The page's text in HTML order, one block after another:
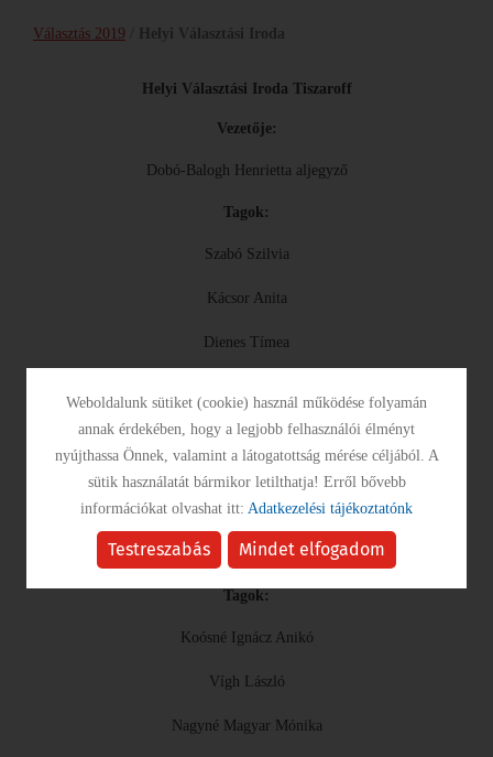
Választás 2019 Helyi Választási Iroda
Helyi Választási Iroda Tiszaroff
Vezetője:
Dobó-Balogh Henrietta aljegyző
Tagok:
Szabó Szilvia
Kácsor Anita
Dienes Tímea
Vámos Csabáné
Helyi Választási Iroda Tiszagyenda
Vezetője:
Dobó-Balogh Henrietta aljegyző
Tagok:
Koósné Ignácz Anikó
Vígh László
Nagyné Magyar Mónika
Mindet elfogadom
Testreszabás
Weboldalunk sütiket (cookie) használ működése folyamán
annak érdekében, hogy a legjobb felhasználói élményt
nyújthassa Önnek, valamint a látogatottság mérése céljából. A
sütik használatát bármikor letilthatja! Erről bővebb
információkat olvashat itt: Adatkezelési tájékoztatónk